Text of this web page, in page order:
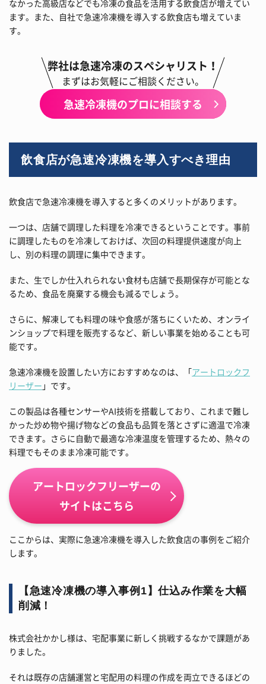
なかった高級店などでも冷凍の食品を活用する飲食店が増えてい
ます。また、自社で急速冷凍機を導入する飲食店も増えていま
す。
弊社は急速冷凍のスペシャリスト！
まずはお気軽にご相談ください。
急速冷凍機のプロに相談する
飲食店が急速冷凍機を導入すべき理由
飲食店で急速冷凍機を導入すると多くのメリットがあります。
一つは、店舗で調理した料理を冷凍できるということです。事前
に調理したものを冷凍しておけば、次回の料理提供速度が向上
し、別の料理の調理に集中できます。
また、生でしか仕入れられない食材も店舗で長期保存が可能とな
るため、食品を廃棄する機会も減るでしょう。
さらに、解凍しても料理の味や食感が落ちにくいため、オンライ
ンショップで料理を販売するなど、新しい事業を始めることも可
能です。
急速冷凍機を設置したい方におすすめなのは、「アートロックフ
リーザー 」です。
この製品は各種センサーやAI技術を搭載しており、これまで難し
かった炒め物や揚げ物などの食品も品質を落とさずに適温で冷凍
できます。さらに自動で最適な冷凍温度を管理するため、熱々の
料理でもそのまま冷凍可能です。
アートロックフリーザーの
サイトはこちら
ここからは、実際に急速冷凍機を導入した飲食店の事例をご紹介
します。
【急速冷凍機の導入事例1】仕込み作業を大幅
削減！
株式会社かかし様は、宅配事業に新しく挑戦するなかで課題があ
りました。
それは既存の店舗運営と宅配用の料理の作成を両立できるほどの